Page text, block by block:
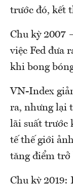
trước đó, kết
Chu kỳ 2007
việc Fed đưa
khi bong
VN-Index
ra, nhưng lại
lãi suất trước
tế thế giới
tăng điểm trở
Chu kỳ 2019: